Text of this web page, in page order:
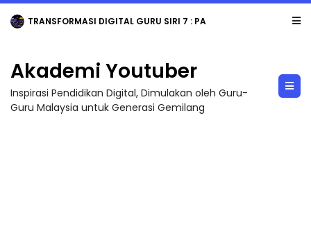
TRANSFORMASI DIGITAL GURU SIRI 7 : PAHLAWAN DIGITAL PENYELAMAT DUNIA
Akademi Youtuber
Inspirasi Pendidikan Digital, Dimulakan oleh Guru-
Guru Malaysia untuk Generasi Gemilang